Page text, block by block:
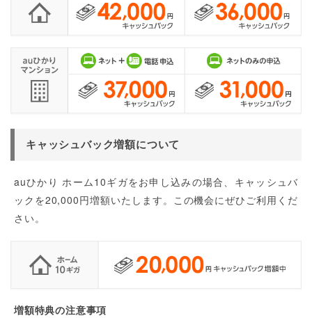
キャッシュバック増額について
auひかり ホーム10ギガをお申し込みの場合、キャッシュバ
ックを20,000円増額いたします。この機会にぜひご利用くだ
さい。
増額特典の注意事項